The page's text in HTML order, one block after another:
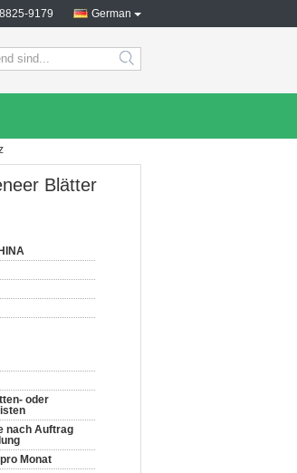
German
9179
search
Blätter
oder
nach Auftrag
Monat